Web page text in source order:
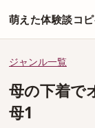
萌えた体験談コ
ジャンル一覧
母の下着で
母1